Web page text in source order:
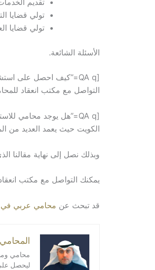
تقديم
تولي قضايا
تولي قضايا
الأسئلة الشائعة.
التواصل مع مكتب انعقاد
الكويت حيث يعمد العديد من
وبذلك نصل إلى نهاية مقالنا
يمكنك التواصل مع مكتب
قد تبحث عن محامي عربي في
محامي
ليحصل